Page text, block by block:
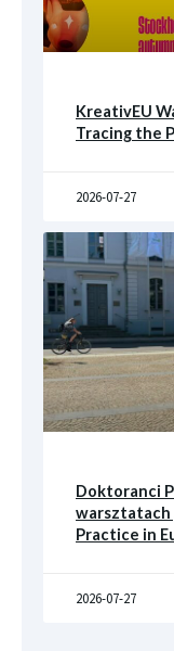
KreativEU
Tracing the
2026-07-27
Doktoranci
warsztatach
Practice in
2026-07-27